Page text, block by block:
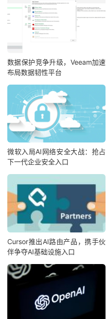
数据保护竞争升级，Veeam加速
布局数据韧性平台
微软入局AI网络安全大战：抢占
下一代企业安全入口
Cursor推出AI路由产品，携手伙
伴争夺AI基础设施入口